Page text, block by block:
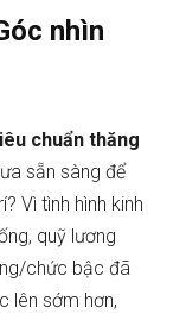
nhìn
chuẩn thăng
sẵn sàng để
Vì tình hình kinh
quỹ lương
chức bậc đã
lên sớm hơn,